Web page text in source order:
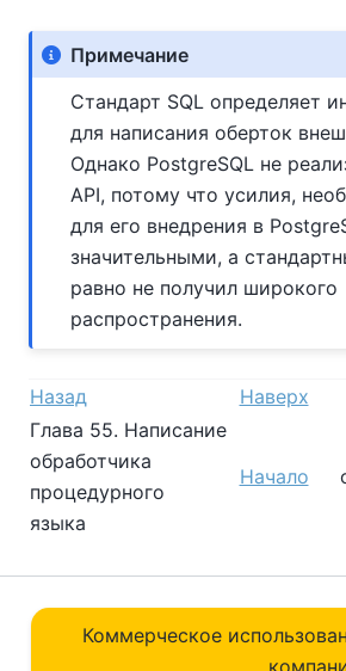
Примечание
Стандарт SQL определяет
для написания оберток
Однако PostgreSQL не
API, потому что усилия,
для его внедрения в
значительными, а
равно не получил широкого
распространения.
Назад Наверх
Глава 55. Написание
обработчика
процедурного
языка
Начало
Коммерческое